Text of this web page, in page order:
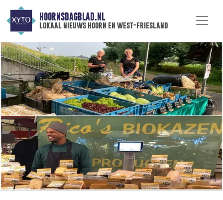
HOORNSDAGBLAD.NL
lokaal nieuws hoorn en west-friesland